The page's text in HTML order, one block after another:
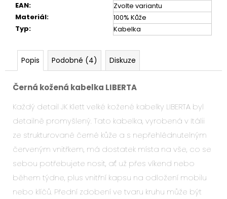
EAN:
Zvolte variantu
Materiál:
100% Kůže
Typ: Kabelka
Popis Podobné (4) Diskuze
Černá kožená kabelka LIBERTA
Každý detail JK Klett velké kožené kabelky LIBERTA byl
detailně promyšlený. Tato kabelka, vyrobená v Itálii
ze strukturované černé kůže a s nepřehlédnutelným
červeným vnitřkem, má dostatek místa na vše, co se
sebou potřebujete nosit, ať už přes víkend nebo
během týdne, plus vnitřní kapsu na odložení mobilu
nebo klíčů. Přední zdobení ve tvaru kruhu může být